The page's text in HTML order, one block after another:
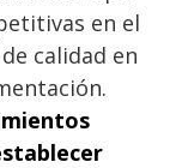
en el
calidad en